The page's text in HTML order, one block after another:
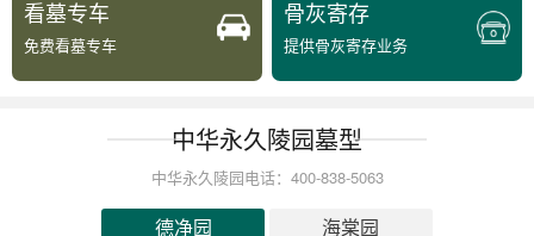
看墓专车
免费看墓专车
骨灰寄存
提供骨灰寄存业务
中华永久陵园墓型
中华永久陵园电话：400-838-5063
德净园 海棠园